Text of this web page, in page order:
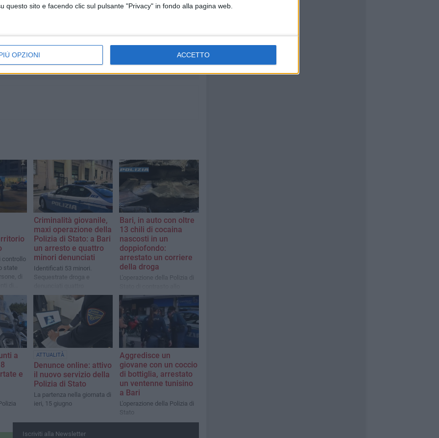
questo sito e facendo clic sul pulsante "Privacy" in fondo alla pagina web.
OPZIONI ACCETTO
una
35° Anniversario arrivo della
Vlora: Bari fa rete
controllo
state
di
Criminalità giovanile,
maxi operazione della
Polizia di Stato: a Bari
un arresto e quattro
minori denunciati
Identificati 53 minori.
Sequestrate droga e
adolescenti per spaccio e
tentata truffa
Bari, in auto con oltre
13 chili di cocaina
nascosti in un
doppiofondo:
arrestato un corriere
della droga
L'operazione della Polizia di
spaccio di sostanze
stupefacenti nei quartieri
periferici
a
e
ATTUALITÀ
Denunce online: attivo
il nuovo servizio della
Polizia di Stato
La partenza nella giornata di
ieri, 15 giugno
Aggredisce un
giovane con un coccio
di bottiglia, arrestato
un ventenne tunisino
a Bari
L'operazione della Polizia di
Stato
Iscriviti alla Newsletter